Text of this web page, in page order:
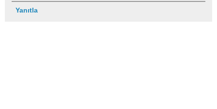
Yanıtla